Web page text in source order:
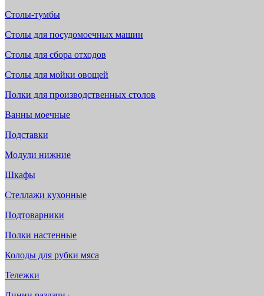
Столы-тумбы
Столы для посудомоечных машин
Столы для сбора отходов
Столы для мойки овощей
Полки для производственных столов
Ванны моечные
Подставки
Модули нижние
Шкафы
Стеллажи кухонные
Подтоварники
Полки настенные
Колоды для рубки мяса
Тележки